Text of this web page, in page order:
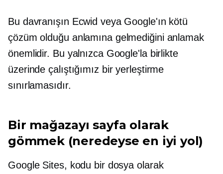
Bu davranışın Ecwid veya Google'ın kötü
çözüm olduğu anlamına gelmediğini anlamak
önemlidir. Bu yalnızca Google'la birlikte
üzerinde çalıştığımız bir yerleştirme
sınırlamasıdır.
Bir mağazayı sayfa olarak
gömmek (neredeyse en iyi yol)
Google Sites, kodu bir dosya olarak